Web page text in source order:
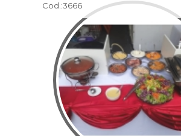
Cod.:3666